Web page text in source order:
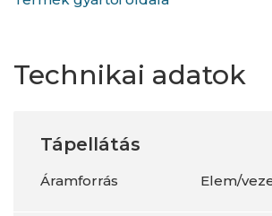
Technikai adatok
Tápellátás
Áramforrás Elem/